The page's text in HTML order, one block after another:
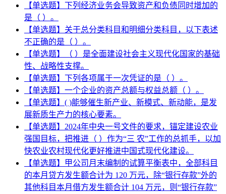
【单选题】下列经济业务会导致资产和负债同时增加的
是（ ）。
【单选题】关于总分类科目和明细分类科目，以下表述
不正确的是（ ）。
【单选题】（ ）是全面建设社会主义现代化国家的基础
性、战略性支撑。
【单选题】下列各项属于一次凭证的是（ ）。
【单选题】一个企业的资产总额与权益总额（ ）。
【单选题】( )能够催生新产业、新模式、新动能，是发
展新质生产力的核心要素。
【单选题】2024年中央一号文件的要求，锚定建设农业
强国目标，把推进（ ）作为“三 农”工作的总抓手，以加
快农业农村现代化更好推进中国式现代化建设。
【单选题】甲公司月末编制的试算平衡表中，全部科目
的本月贷方发生额合计为 120 万元，除“银行存款”外的
其他科目本月借方发生额合计 104 万元，则“银行存款”